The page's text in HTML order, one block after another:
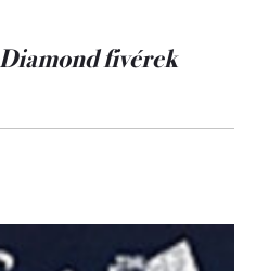
Diamond fivérek